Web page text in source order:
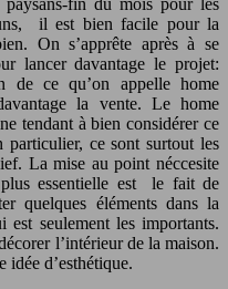
fin du mois pour les
il est bien facile pour la
On s’apprête après à se
lancer davantage le projet:
de ce qu’on appelle home
la vente. Le home
tendant à bien considérer ce
ce sont surtout les
La mise au point néccesite
essentielle est le fait de
quelques éléments dans la
seulement les importants.
l’intérieur de la maison.
idée d’esthétique.